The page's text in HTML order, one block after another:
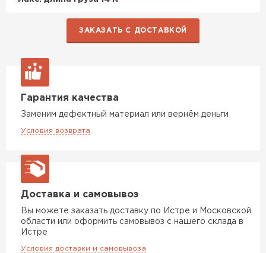
ЗАКАЗАТЬ С ДОСТАВКОЙ
Гарантия качества
Заменим дефектный материал или вернём деньги
Условия возврата
Доставка и самовывоз
Вы можете заказать доставку по Истре и Московской
области или оформить самовывоз с нашего склада в
Истре
Условия доставки и самовывоза
Утеплитель Knauf
ПЕРЕЙТИ
Утеплитель Paroc
ПЕРЕЙТИ